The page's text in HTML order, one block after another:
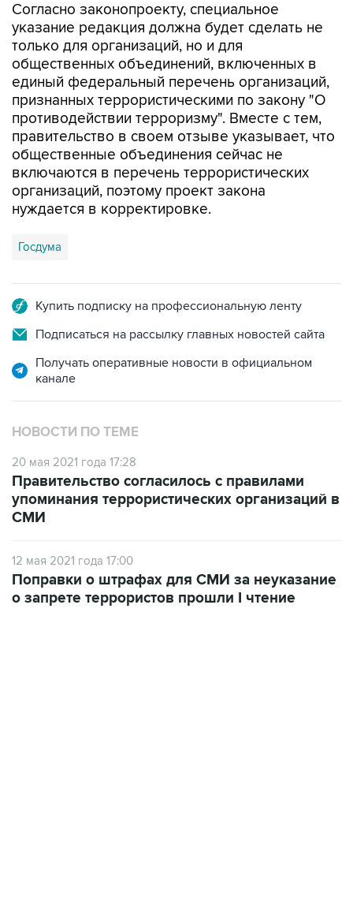
Согласно законопроекту, специальное
указание редакция должна будет сделать не
только для организаций, но и для
общественных объединений, включенных в
единый федеральный перечень организаций,
признанных террористическими по закону "О
противодействии терроризму". Вместе с тем,
правительство в своем отзыве указывает, что
общественные объединения сейчас не
включаются в перечень террористических
организаций, поэтому проект закона
нуждается в корректировке.
Госдума
Купить подписку на профессиональную ленту
Подписаться на рассылку главных новостей сайта
Получать оперативные новости в официальном
канале
НОВОСТИ ПО ТЕМЕ
20 мая 2021 года 17:28
Правительство согласилось с правилами
упоминания террористических организаций в
СМИ
12 мая 2021 года 17:00
Поправки о штрафах для СМИ за неуказание
о запрете террористов прошли I чтение